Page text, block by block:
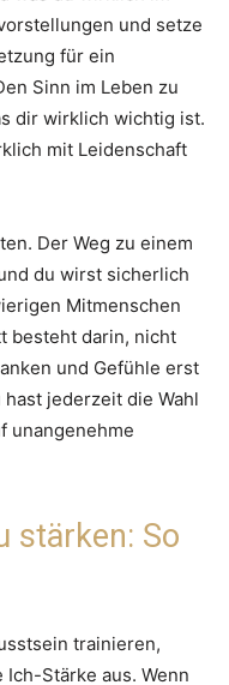
und setze
für ein
Sinn im Leben zu
dir wirklich wichtig ist.
mit Leidenschaft
Der Weg zu einem
du wirst sicherlich
Mitmenschen
besteht darin, nicht
und Gefühle erst
jederzeit die Wahl
unangenehme
stärken: So
trainieren,
Stärke aus. Wenn